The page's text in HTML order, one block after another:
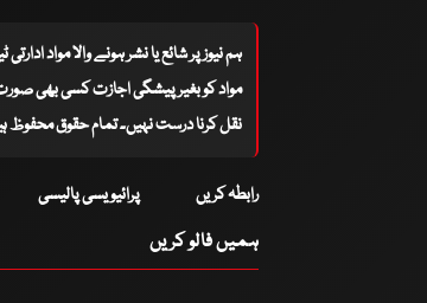
ہم نیوز پر شائع یا نشر ہونے والا مواد
مواد کو بغیر پیشگی اجازت کسی بھی
نقل کرنا درست نہیں۔ تمام حقوق محفوظ ہیں
رابطہ کریں پرائیویسی پالیسی
ہمیں فالو کریں